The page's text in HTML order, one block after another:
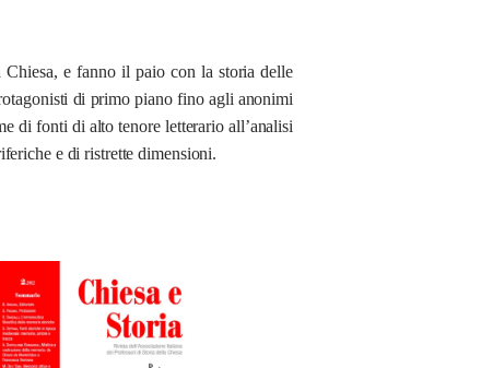
e fanno il paio con la storia delle
di primo piano fino agli anonimi
di fonti di alto tenore letterario all’analisi
e di ristrette dimensioni.